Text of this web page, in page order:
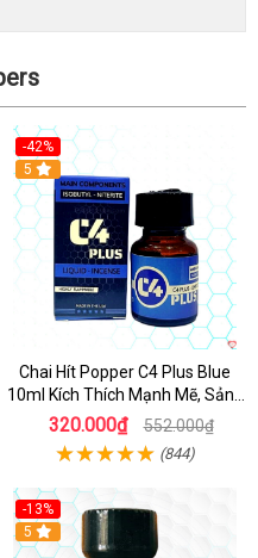
-42%
5
Chai Hít Popper C4 Plus Blue
10ml Kích Thích Mạnh Mẽ, Sảng
Khoái
320.000₫ 552.000₫
(844)
-13%
5